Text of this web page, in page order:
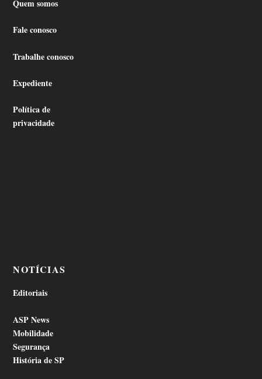
Quem somos
Fale conosco
Trabalhe conosco
Expediente
Política de
privacidade
NOTÍCIAS
Editoriais
ASP News
Mobilidade
Segurança
História de SP